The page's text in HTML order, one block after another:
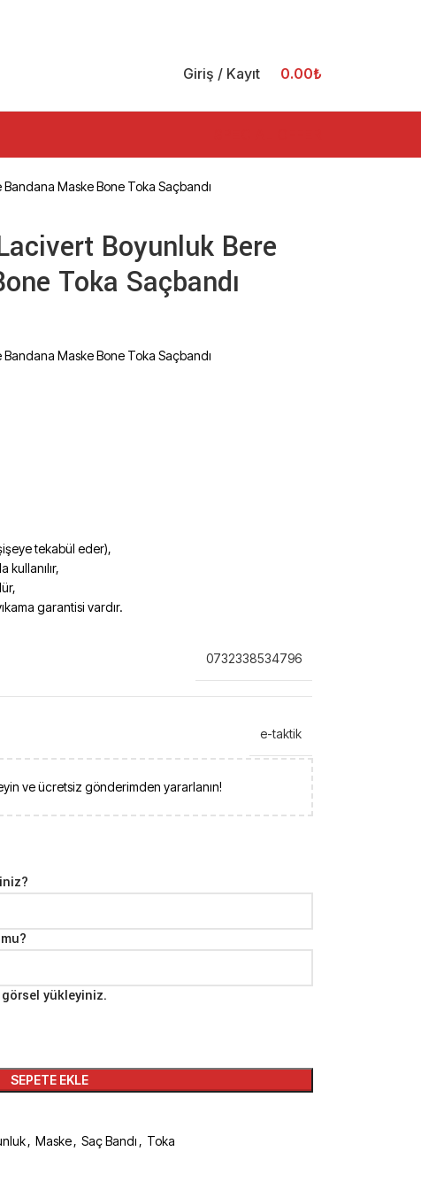
Giriş / Kayıt 0.00₺
Bandana Maske Bone Toka Saçbandı
Boyunluk Bere
Toka Saçbandı
Bandana Maske Bone Toka Saçbandı
tekabül eder),
kullanılır,
garantisi vardır.
0732338534796
e-taktik
ve ücretsiz gönderimden yararlanın!
yükleyiniz.
SEPETE EKLE
, Maske, Saç Bandı , Toka